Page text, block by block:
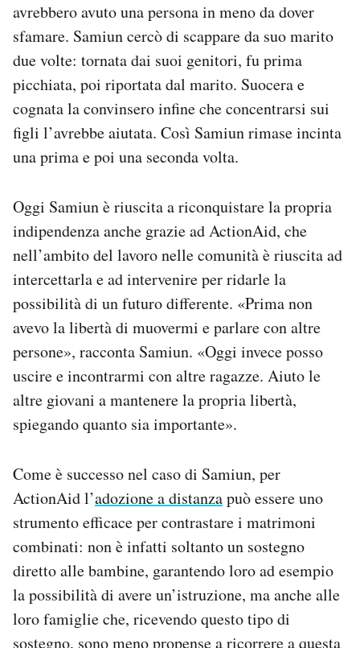
avrebbero avuto una persona in meno da dover
sfamare. Samiun cercò di scappare da suo marito
due volte: tornata dai suoi genitori, fu prima
picchiata, poi riportata dal marito. Suocera e
cognata la convinsero infine che concentrarsi sui
figli l’avrebbe aiutata. Così Samiun rimase incinta
una prima e poi una seconda volta.
Oggi Samiun è riuscita a riconquistare la propria
indipendenza anche grazie ad ActionAid, che
nell’ambito del lavoro nelle comunità è riuscita ad
intercettarla e ad intervenire per ridarle la
possibilità di un futuro differente. «Prima non
avevo la libertà di muovermi e parlare con altre
persone», racconta Samiun. «Oggi invece posso
uscire e incontrarmi con altre ragazze. Aiuto le
altre giovani a mantenere la propria libertà,
spiegando quanto sia importante».
Come è successo nel caso di Samiun, per
ActionAid l’adozione a distanzapuò essere uno
strumento efficace per contrastare i matrimoni
combinati: non è infatti soltanto un sostegno
diretto alle bambine, garantendo loro ad esempio
la possibilità di avere un’istruzione, ma anche alle
loro famiglie che, ricevendo questo tipo di
sostegno, sono meno propense a ricorrere a questa